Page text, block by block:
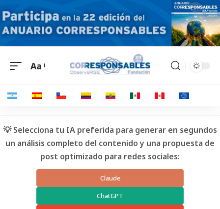
Aa
💡 Selecciona tu IA preferida para generar en segundos
un análisis completo del contenido y una propuesta de
post optimizado para redes sociales:
Claude
ChatGPT